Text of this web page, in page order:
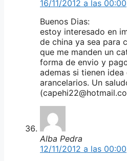
16/11/2012 a las 00:00
Buenos Dias:
estoy interesado en
de china ya sea para
que me manden un
forma de envio y
ademas si tienen
arancelarios. Un
Alba Pedra
12/11/2012 a las 00:00